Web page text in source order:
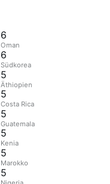
6
Oman
6
Südkorea
5
Äthiopien
5
Costa Rica
5
Guatemala
5
Kenia
5
Marokko
5